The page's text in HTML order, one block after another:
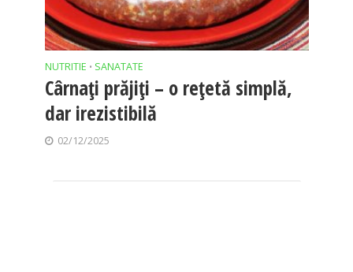
NUTRITIE • SANATATE
Cârnați prăjiți – o rețetă simplă,
dar irezistibilă
02/12/2025